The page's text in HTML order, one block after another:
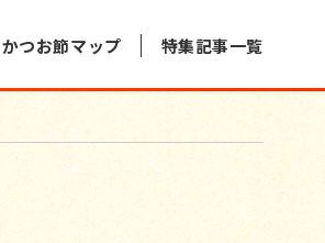
かつお節マップ 特集記事一覧